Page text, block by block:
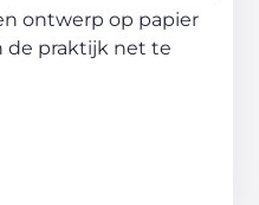
ontwerp op papier
de praktijk net te